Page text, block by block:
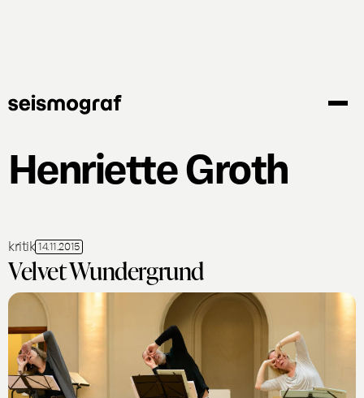
Henriette Groth
kritik 14.11.2015
Velvet Wundergrund